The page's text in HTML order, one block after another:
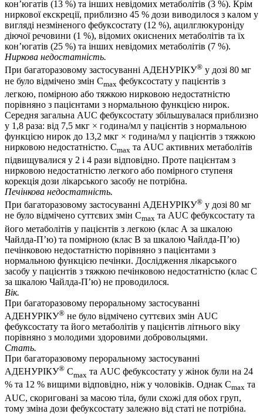
кон’югатів (13 %) та інших невідомих метаболітів (3 %). Крім
ниркової екскреції, приблизно 45 % дози виводилося з калом у
вигляді незміненого фебуксостату (12 %), ацилглюкуроніду
діючої речовини (1 %), відомих окиснених метаболітів та їх
кон’югатів (25 %) та інших невідомих метаболітів (7 %).
Ниркова недостатність.
При багаторазовому застосуванні АДЕНУРІКУ® у дозі 80 мг
не було відмічено змін Сmax фебуксостату у пацієнтів з
легкою, помірною або тяжкою нирковою недостатністю
порівняно з пацієнтами з нормальною функцією нирок.
Середня загальна AUC фебуксостату збільшувалася приблизно
у 1,8 раза: від 7,5 мкг × година/мл у пацієнтів з нормальною
функцією нирок до 13,2 мкг × година/мл у пацієнтів з тяжкою
нирковою недостатністю. Cmax та AUC активних метаболітів
підвищувалися у 2 і 4 рази відповідно. Проте пацієнтам з
нирковою недостатністю легкого або помірного ступеня
корекція дози лікарського засобу не потрібна.
Печінкова недостатність.
При багаторазовому застосуванні АДЕНУРІКУ® у дозі 80 мг
не було відмічено суттєвих змін Сmax та AUC фебуксостату та
його метаболітів у пацієнтів з легкою (клас А за шкалою
Чайлда-П’ю) та помірною (клас В за шкалою Чайлда-П’ю)
печінковою недостатністю порівняно з пацієнтами з
нормальною функцією печінки. Дослідження лікарського
засобу у пацієнтів з тяжкою печінковою недостатністю (клас С
за шкалою Чайлда-П’ю) не проводилося.
Вік.
При багаторазовому пероральному застосуванні
АДЕНУРІКУ® не було відмічено суттєвих змін AUC
фебуксостату та його метаболітів у пацієнтів літнього віку
порівняно з молодими здоровими добровольцями.
Стать.
При багаторазовому пероральному застосуванні
АДЕНУРІКУ® Сmax та AUC фебуксостату у жінок були на 24
% та 12 % вищими відповідно, ніж у чоловіків. Однак Сmax та
AUC, скориговані за масою тіла, були схожі для обох груп,
тому зміна дози фебуксостату залежно від статі не потрібна.